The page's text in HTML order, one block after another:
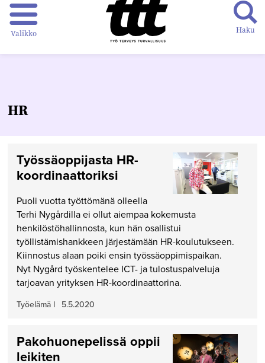
Valikko Haku
HR
Työssäoppijasta HR-
koordinaattoriksi
Puoli vuotta työttömänä olleella
Terhi Nygårdilla ei ollut aiempaa kokemusta
henkilöstöhallinnosta, kun hän osallistui
työllistämishankkeen järjestämään HR-koulutukseen.
Kiinnostus alaan poiki ensin työssäoppimispaikan.
Nyt Nygård työskentelee ICT- ja tulostuspalveluja
tarjoavan yrityksen HR-koordinaattorina.
Työelämä | 5.5.2020
Pakohuonepelissä oppii
leikiten